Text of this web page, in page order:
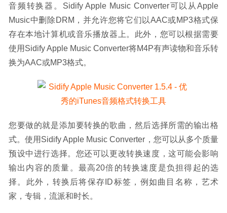
音频转换器。Sidify Apple Music Converter可以从Apple
Music中删除DRM，并允许您将它们以AAC或MP3格式保
存在本地计算机或音乐播放器上。此外，您可以根据需要
使用Sidify Apple Music Converter将M4P有声读物和音乐转
换为AAC或MP3格式。
您要做的就是添加要转换的歌曲，然后选择所需的输出格
式。使用Sidify Apple Music Converter，您可以从多个质量
预设中进行选择。您还可以更改转换速度，这可能会影响
输出内容的质量。最高20倍的转换速度是负担得起的选
择。此外，转换后将保存ID标签，例如曲目名称，艺术
家，专辑，流派和时长。